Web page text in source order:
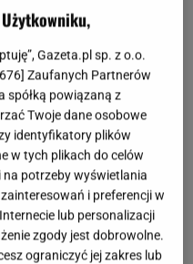
o ostatnich chwilach
nim nikogo"
Gazeta.pl sp. z o.o.
676] Zaufanych Partnerów
spółką powiązaną z
Twoje dane osobowe
identyfikatory plików
w tych plikach do celów
potrzeby wyświetlania
i preferencji w
lub personalizacji
zgody jest dobrowolne.
ograniczyć jej zakres lub